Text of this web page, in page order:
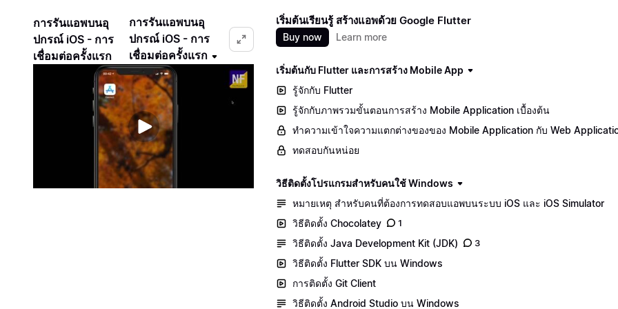
การรันแอพบนอุ
ปกรณ์ iOS - การ
เชื่อมต่อครั้งแรก
การรันแอพบนอุ
ปกรณ์ iOS - การ
เชื่อมต่อครั้งแรก
เริ่มต้นเรียนรู้ สร้างแอพด้วย Google Flutter
Buy now Learn more
เริ่มต้นกับ Flutter และการสร้าง Mobile App
รู้จักกับ Flutter
รู้จักกับภาพรวมขั้นตอนการสร้าง Mobile Application เบื้องต้น
ทำความเข้าใจความแตกต่างของของ Mobile Application กับ Web
ทดสอบกันหน่อย
วิธีติดตั้งโปรแกรมสำหรับคนใช้ Windows
หมายเหตุ สำหรับคนที่ต้องการทดสอบแอพบนระบบ iOS และ iOS Simulator
วิธีติดตั้ง Chocolatey
1
วิธีติดตั้ง Java Development Kit (JDK) 3
วิธีติดตั้ง Flutter SDK บน Windows
การติดตั้ง Git Client
วิธีติดตั้ง Android Studio บน Windows